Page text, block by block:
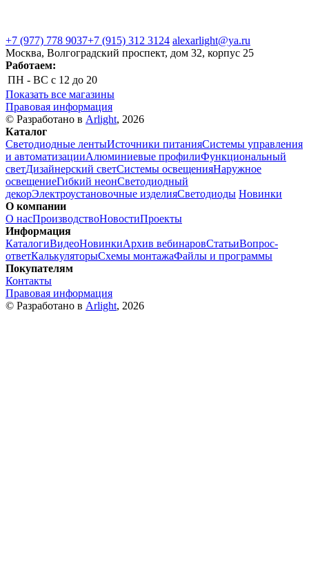
+7 (977) 778 9037+7 (915) 312 3124 alexarlight@ya.ru
Москва, Волгоградский проспект, дом 32, корпус 25
Работаем:
ПН - ВС с 12 до 20
Показать все магазины
Правовая информация
© Разработано в Arlight, 2026
Каталог
Светодиодные лентыИсточники питанияСистемы управления
и автоматизацииАлюминиевые профилиФункциональный
светДизайнерский светСистемы освещенияНаружное
освещениеГибкий неонСветодиодный
декорЭлектроустановочные изделияСветодиоды Новинки
О компании
О насПроизводствоНовостиПроекты
Информация
КаталогиВидеоНовинкиАрхив вебинаровСтатьиВопрос-
ответКалькуляторыСхемы монтажаФайлы и программы
Покупателям
Контакты
Правовая информация
© Разработано в Arlight, 2026